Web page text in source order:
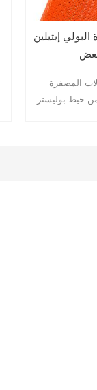
إيثيلين
المضفرة
خيط بوليستر